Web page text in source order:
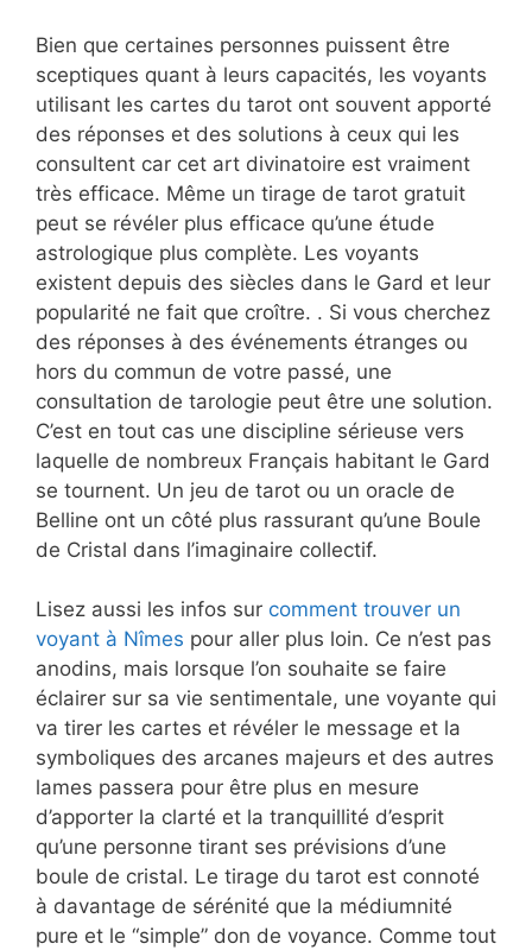
Bien que certaines personnes puissent être
sceptiques quant à leurs capacités, les voyants
utilisant les cartes du tarot ont souvent apporté
des réponses et des solutions à ceux qui les
consultent car cet art divinatoire est vraiment
très efficace. Même un tirage de tarot gratuit
peut se révéler plus efficace qu’une étude
astrologique plus complète. Les voyants
existent depuis des siècles dans le Gard et leur
popularité ne fait que croître. . Si vous cherchez
des réponses à des événements étranges ou
hors du commun de votre passé, une
consultation de tarologie peut être une solution.
C’est en tout cas une discipline sérieuse vers
laquelle de nombreux Français habitant le Gard
se tournent. Un jeu de tarot ou un oracle de
Belline ont un côté plus rassurant qu’une Boule
de Cristal dans l’imaginaire collectif.
Lisez aussi les infos sur comment trouver un
voyant à Nîmes pour aller plus loin. Ce n’est pas
anodins, mais lorsque l’on souhaite se faire
éclairer sur sa vie sentimentale, une voyante qui
va tirer les cartes et révéler le message et la
symboliques des arcanes majeurs et des autres
lames passera pour être plus en mesure
d’apporter la clarté et la tranquillité d’esprit
qu’une personne tirant ses prévisions d’une
boule de cristal. Le tirage du tarot est connoté
à davantage de sérénité que la médiumnité
pure et le “simple” don de voyance. Comme tout